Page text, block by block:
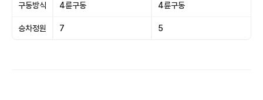
구동방식 4륜구동 4륜구동
승차정원 7 5